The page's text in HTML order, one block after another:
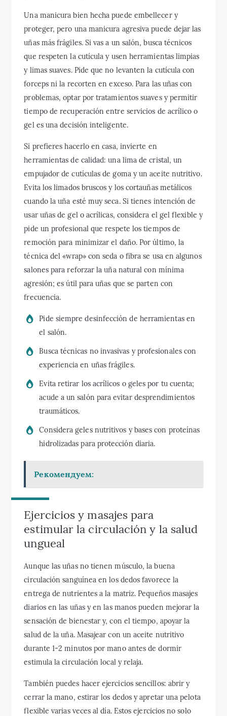
Una manicura bien hecha puede embellecer y
proteger, pero una manicura agresiva puede dejar las
uñas más frágiles. Si vas a un salón, busca técnicos
que respeten la cutícula y usen herramientas limpias
y limas suaves. Pide que no levanten la cutícula con
forceps ni la recorten en exceso. Para las uñas con
problemas, optar por tratamientos suaves y permitir
tiempo de recuperación entre servicios de acrílico o
gel es una decisión inteligente.
Si prefieres hacerlo en casa, invierte en
herramientas de calidad: una lima de cristal, un
empujador de cutículas de goma y un aceite nutritivo.
Evita los limados bruscos y los cortauñas metálicos
cuando la uña esté muy seca. Si tienes intención de
usar uñas de gel o acrílicas, considera el gel flexible y
pide un profesional que respete los tiempos de
remoción para minimizar el daño. Por último, la
técnica del «wrap» con seda o fibra se usa en algunos
salones para reforzar la uña natural con mínima
agresión; es útil para uñas que se parten con
frecuencia.
Pide siempre desinfección de herramientas en
el salón.
Busca técnicas no invasivas y profesionales con
experiencia en uñas frágiles.
Evita retirar los acrílicos o geles por tu cuenta;
acude a un salón para evitar desprendimientos
traumáticos.
Considera geles nutritivos y bases con proteínas
hidrolizadas para protección diaria.
Рекомендуем:
Ejercicios y masajes para
estimular la circulación y la salud
ungueal
Aunque las uñas no tienen músculo, la buena
circulación sanguínea en los dedos favorece la
entrega de nutrientes a la matriz. Pequeños masajes
diarios en las uñas y en las manos pueden mejorar la
sensación de bienestar y, con el tiempo, apoyar la
salud de la uña. Masajear con un aceite nutritivo
durante 1-2 minutos por mano antes de dormir
estimula la circulación local y relaja.
También puedes hacer ejercicios sencillos: abrir y
cerrar la mano, estirar los dedos y apretar una pelota
flexible varias veces al día. Estos ejercicios no solo